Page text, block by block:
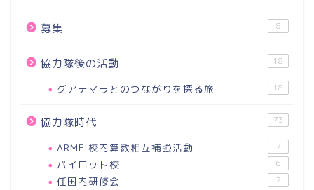
募集 8
協力隊後の活動 18
グアテマラとのつながりを探る旅 18
協力隊時代 73
ARME 校内算数相互補強活動 7
パイロット校 6
任国内研修会 7